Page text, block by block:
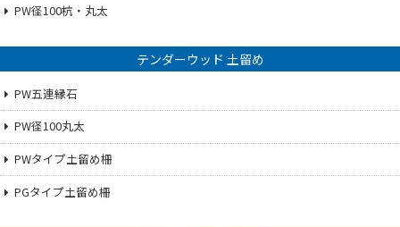
PW径100杭・丸太
テンダーウッド 土留め
PW五連縁石
PW径100丸太
PWタイプ土留め柵
PGタイプ土留め柵